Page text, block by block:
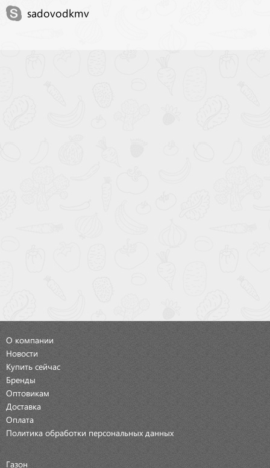
sadovodkmv
О компании
Новости
Купить сейчас
Бренды
Оптовикам
Доставка
Оплата
Политика обработки персональных данных
Газон